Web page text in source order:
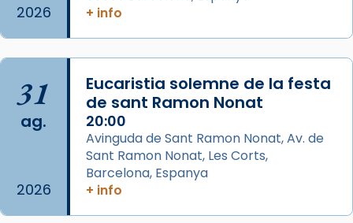
de Barcelona.
2 weeks ago
comitè organitzador de la visita apostòlica
del Sant Pare Lleó XIV a Barcelona, i als
col·laboradors, a la Catedral de Barcelona.
L’arquebisbe de Barcelona, el cardenal Joan
Josep Omella, ha presidit la missa i l’ha
concelebrat el bisbe auxiliar de Barcelona,
Mons. David Abadías.
2026
+ info
31
ag.
2026
Eucaristia solemne de la festa
de sant Ramon Nonat
20:00
Avinguda de Sant Ramon Nonat, Av. de
Sant Ramon Nonat, Les Corts,
Barcelona, Espanya
+ info